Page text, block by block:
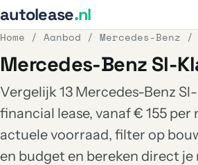
autolease.nl
Home / Aanbod / Mercedes-Benz /
Mercedes-Benz Sl-
Vergelijk 13 Mercedes-Benz
financial lease, vanaf € 155 per
actuele voorraad, filter op
en budget en bereken direct je